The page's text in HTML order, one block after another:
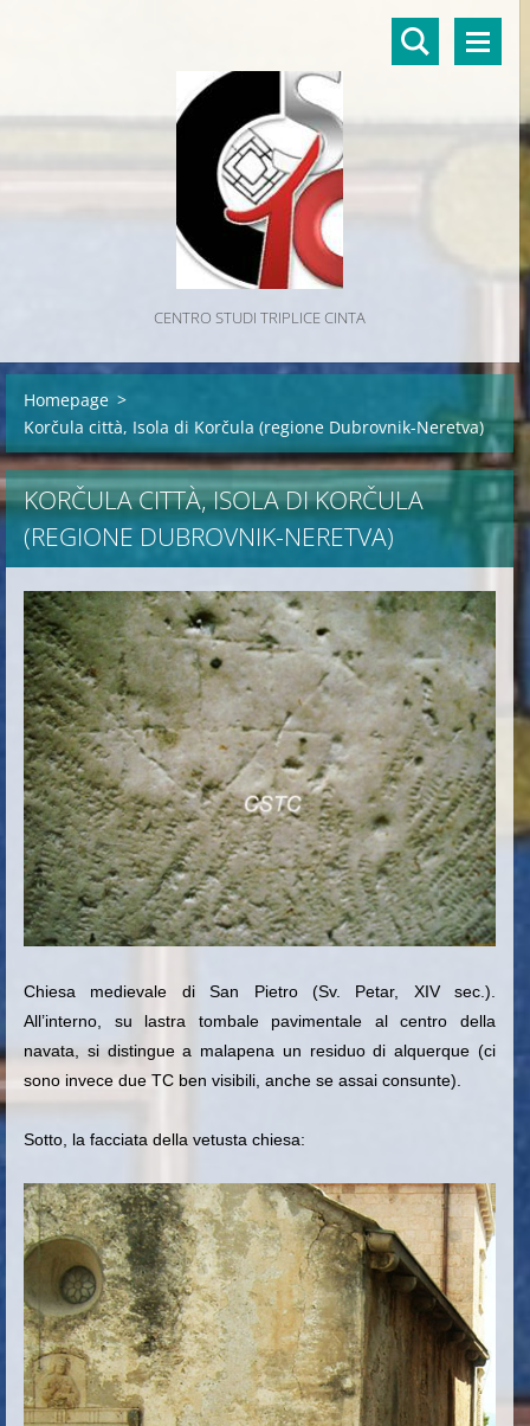
CENTRO STUDI TRIPLICE CINTA
Homepage >
Korčula città, Isola di Korčula (regione Dubrovnik-Neretva)
KORČULA CITTÀ, ISOLA DI KORČULA
(REGIONE DUBROVNIK-NERETVA)
Chiesa medievale di San Pietro (Sv. Petar, XIV sec.).
All’interno, su lastra tombale pavimentale al centro della
navata , si distingue a malapena un residuo di alquerque (ci
sono invece due TC ben visibili, anche se assai consunte).
Sotto, la facciata della vetusta chiesa: